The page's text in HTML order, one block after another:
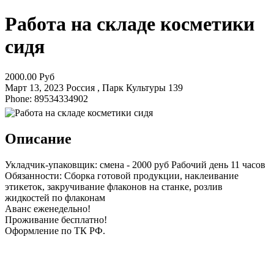
Работа на складе косметики
сидя
2000.00 Руб
Март 13, 2023 Россия , Парк Культуры 139
Phone: 89534334902
Описание
Укладчик-упаковщик: смена - 2000 руб Рабочий день 11 часов
Обязанности: Сборка готовой продукции, наклеивание
этикеток, закручивание флаконов на станке, розлив
жидкостей по флаконам
Аванс еженедельно!
Проживание бесплатно!
Оформление по ТК РФ.